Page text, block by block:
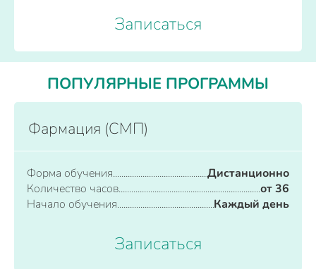
Записаться
ПОПУЛЯРНЫЕ ПРОГРАММЫ
Фармация (СМП)
Форма обучения
Дистанционно
Количество часов
от 36
Начало обучения
Каждый день
Записаться